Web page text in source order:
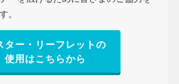
。
ター・リーフレットの
使用はこちらから